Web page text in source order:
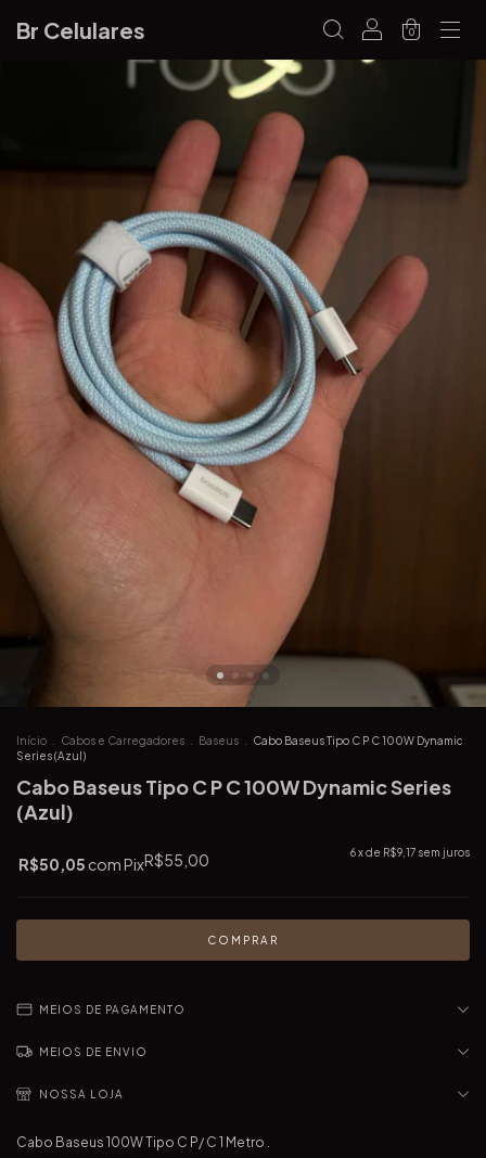
Br Celulares 0
Início Cabos e Carregadores Baseus
Cabo Baseus Tipo C P C 100W Dynamic
Series (Azul)
Cabo Baseus Tipo C P C 100W Dynamic Series
(Azul)
R$50,05 comPixR$55,00 6x de R$9,17 sem juros
MEIOS DE PAGAMENTO
MEIOS DE ENVIO
NOSSA LOJA
Cabo Baseus 100W Tipo C P/ C 1 Metro .